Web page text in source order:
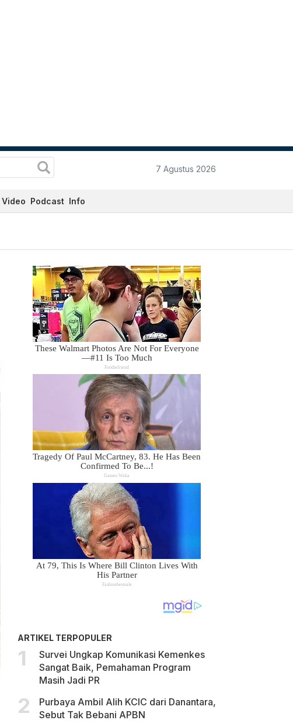
7 Agustus 2026
Video Podcast Info
ARTIKEL TERPOPULER
Survei Ungkap Komunikasi Kemenkes
Sangat Baik, Pemahaman Program
Masih Jadi PR
Purbaya Ambil Alih KCIC dari Danantara,
Sebut Tak Bebani APBN